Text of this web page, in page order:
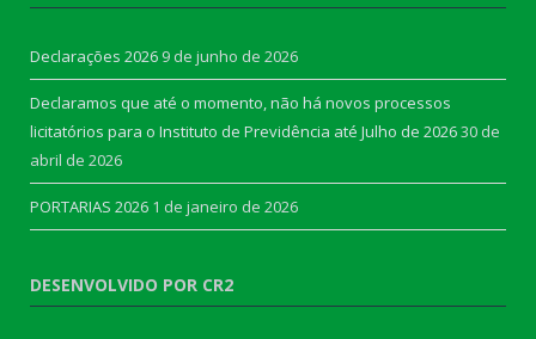
Declarações 2026 9 de junho de 2026
Declaramos que até o momento, não há novos processos
licitatórios para o Instituto de Previdência até Julho de 202630 de
abril de 2026
PORTARIAS 2026 1 de janeiro de 2026
DESENVOLVIDO POR CR2